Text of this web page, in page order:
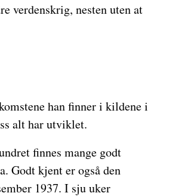
verdenskrig, nesten uten at
han finner i kildene i
alt har utviklet.
finnes mange godt
Godt kjent er også den
1937. I sju uker